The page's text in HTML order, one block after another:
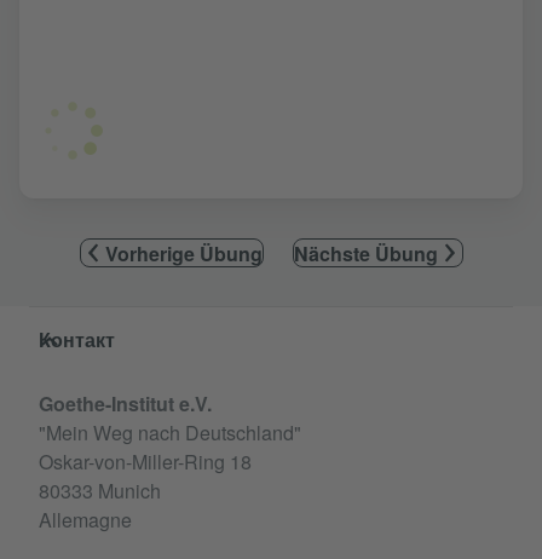
Vorherige Übung Nächste Übung
Service- und Informationsbereich
Контакт
Goethe-Institut e.V.
"Mein Weg nach Deutschland"
Oskar-von-Miller-Ring 18
80333 Munich
Allemagne